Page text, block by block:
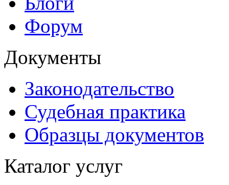
Форум
Документы
Законодательство
Судебная практика
Образцы документов
Каталог услуг